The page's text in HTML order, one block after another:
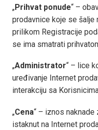
„Prihvat ponude“ –
prodavnice koje se šalje
prilikom Registracije
se ima smatrati
„Administrator“ – lice
uređivanje Internet
interakciju sa
„Cena“ – iznos
istaknut na Internet